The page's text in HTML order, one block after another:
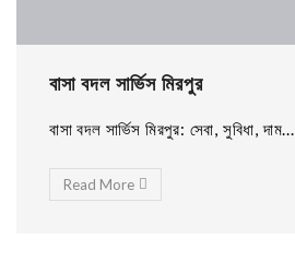
বাসা বদল সার্ভিস মিরপুর
বাসা বদল সার্ভিস মিরপুর: সেবা, সুবিধা, দাম...
Read More